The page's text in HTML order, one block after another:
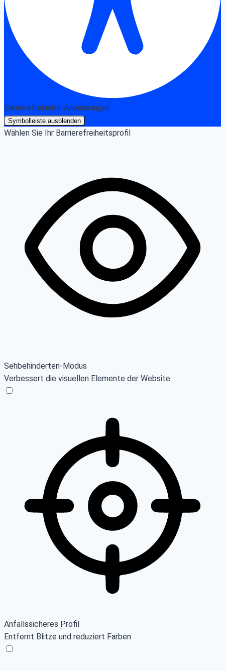
Barrierefreiheits-Anpassungen
Symbolleiste ausblenden
Wählen Sie Ihr Barrierefreiheitsprofil
Sehbehinderten-Modus
Verbessert die visuellen Elemente der Website
Anfallssicheres Profil
Entfernt Blitze und reduziert Farben